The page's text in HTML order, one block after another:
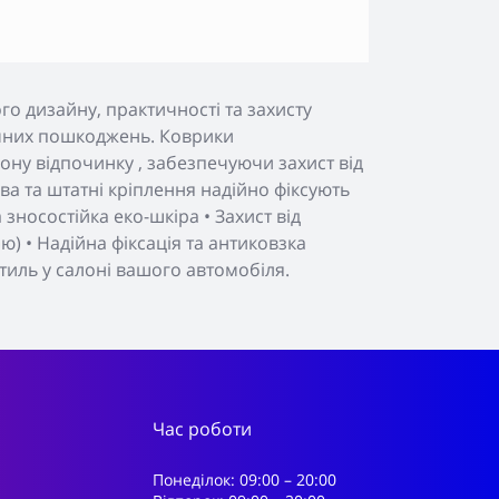
дизайну, практичності та захисту
пошкоджень. Коврики
відпочинку , забезпечуючи захист від
штатні кріплення надійно фіксують
еко-шкіра • Захист від
Надійна фіксація та антиковзка
у салоні вашого автомобіля.
Час роботи
Понеділок: 09:00 – 20:00